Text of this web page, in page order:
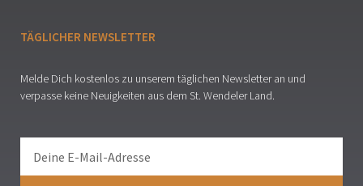
TÄGLICHER NEWSLETTER
Melde Dich kostenlos zu unserem täglichen Newsletter an und
verpasse keine Neuigkeiten aus dem St. Wendeler Land.